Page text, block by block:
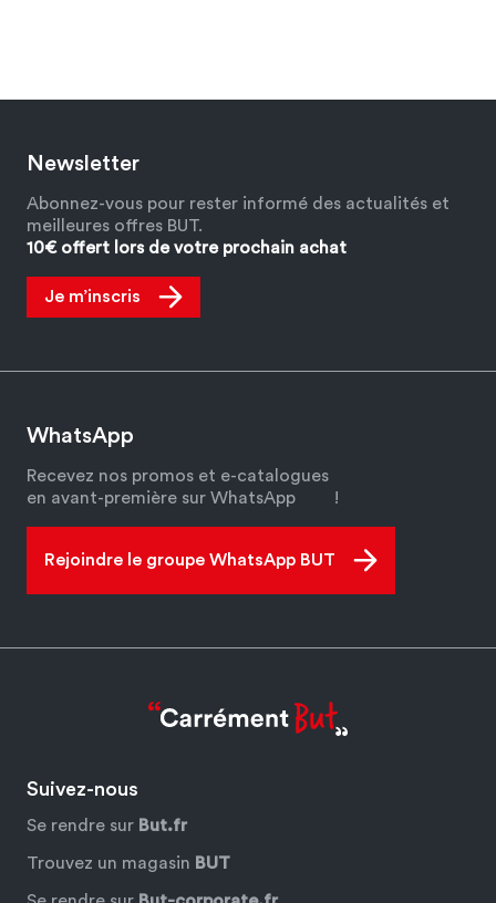
Newsletter
Abonnez-vous pour rester informé des actualités et
meilleures offres BUT.
10€ offert lors de votre prochain achat
Je m’inscris
WhatsApp
Recevez nos promos et e-catalogues
en avant-première sur WhatsApp
!
Rejoindre le groupe WhatsApp BUT
Suivez-nous
Se rendre sur But.fr
Trouvez un magasin BUT